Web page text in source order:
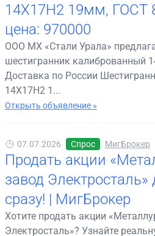
14Х17Н2 19мм, ГОСТ
цена: 970000
ООО МХ «Стали Урала»
шестигранник калиброванный
Доставка по России
14Х17Н2 1...
Открыть объявление »
07.07.2026 Спрос МигБрокер
Продать акции
завод
сразу! | МигБрокер
Хотите продать акции
Электросталь»? Узнайте